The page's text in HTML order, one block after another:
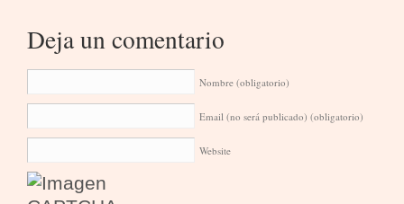
Deja un comentario
Nombre (obligatorio)
Email (no será publicado) (obligatorio)
Website